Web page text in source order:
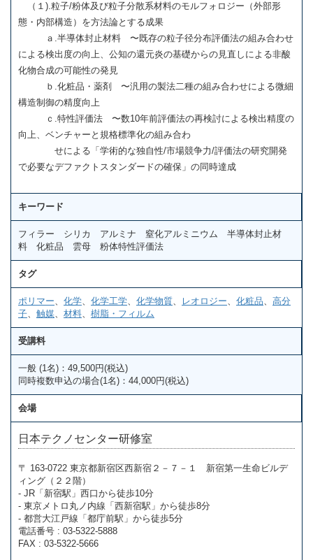
（１).粒子/粉体及び粒子分散系材料のモルフォロジー（外部形
態・内部構造）を方法論とする成果
ａ.半導体封止材料 〜既存の粒子径分布評価法の組み合わせ
による検出度の向上、公知の還元炎の基礎からの見直しによる非酸
化物合成の可能性の発見
ｂ.化粧品・薬剤 〜汎用の製法二種の組み合わせによる微細
構造制御の精度向上
ｃ.特性評価法 〜数10年前評価法の再検討による検出精度の
向上、ベンチャーと規格標準化の組み合わ
せによる「学術的な独自性/市場競争力/評価法の研究開発
で必要なデファクトスタンダードの確保」の同時達成
キーワード
フィラー シリカ アルミナ 窒化アルミニウム 半導体封止材
料 化粧品 雲母 粉体特性評価法
タグ
ポリマー 化学 化学工学 化学物質 レオロジー 化粧品
高分
子
触媒 材料 樹脂・フィルム
受講料
一般 (1名)：49,500円(税込)
同時複数申込の場合(1名)：44,000円(税込)
会場
日本テクノセンター研修室
〒 163-0722 東京都新宿区西新宿２－７－１ 新宿第一生命ビルデ
ィング（２２階）
- JR「新宿駅」西口から徒歩10分
- 東京メトロ丸ノ内線「西新宿駅」から徒歩8分
- 都営大江戸線「都庁前駅」から徒歩5分
電話番号 : 03-5322-5888
FAX : 03-5322-5666